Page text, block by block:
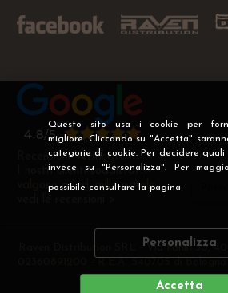
Questo sito usa i cookie per
migliore. Cliccando su "Accetta"
categorie di cookie. Per decidere quali
invece su "Personalizza". Per
possibile consultare la pagina
Personalizza
Accetta
Recensioni Verificate
I nostri clienti soddisfatti
valgono più di mille parole
Raven Distribution SRL - Via Fanin 30,
i.v